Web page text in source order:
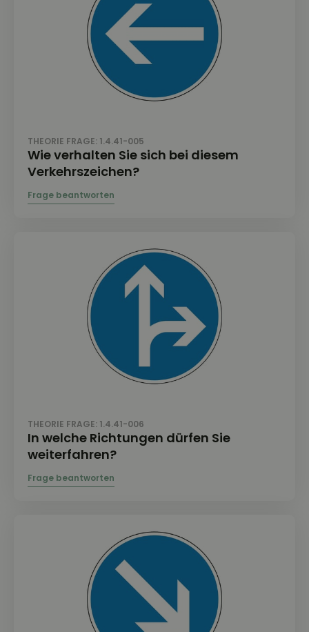
THEORIE FRAGE: 1.4.41-005
Wie verhalten Sie sich bei diesem
Verkehrszeichen?
THEORIE FRAGE: 1.4.41-006
In welche Richtungen dürfen Sie
weiterfahren?